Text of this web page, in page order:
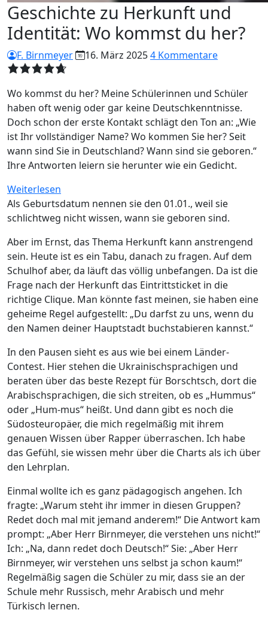
Geschichte zu Herkunft und
Identität: Wo kommst du her?
F. Birnmeyer 16. März 20254 Kommentare
Wo kommst du her? Meine Schülerinnen und Schüler
haben oft wenig oder gar keine Deutschkenntnisse.
Doch schon der erste Kontakt schlägt den Ton an: „Wie
ist Ihr vollständiger Name? Wo kommen Sie her? Seit
wann sind Sie in Deutschland? Wann sind sie geboren.“
Ihre Antworten leiern sie herunter wie ein Gedicht.
Weiterlesen
Geschichte
zu
und
Identität:
Wo
kommst
du
her?
Als Geburtsdatum nennen sie den 01.01., weil sie
schlichtweg nicht wissen, wann sie geboren sind.
Aber im Ernst, das Thema Herkunft kann anstrengend
sein. Heute ist es ein Tabu, danach zu fragen. Auf dem
Schulhof aber, da läuft das völlig unbefangen. Da ist die
Frage nach der Herkunft das Eintrittsticket in die
richtige Clique. Man könnte fast meinen, sie haben eine
geheime Regel aufgestellt: „Du darfst zu uns, wenn du
den Namen deiner Hauptstadt buchstabieren kannst.“
In den Pausen sieht es aus wie bei einem Länder-
Contest. Hier stehen die Ukrainischsprachigen und
beraten über das beste Rezept für Borschtsch, dort die
Arabischsprachigen, die sich streiten, ob es „Hummus“
oder „Hum-mus“ heißt. Und dann gibt es noch die
Südosteuropäer, die mich regelmäßig mit ihrem
genauen Wissen über Rapper überraschen. Ich habe
das Gefühl, sie wissen mehr über die Charts als ich über
den Lehrplan.
Einmal wollte ich es ganz pädagogisch angehen. Ich
fragte: „Warum steht ihr immer in diesen Gruppen?
Redet doch mal mit jemand anderem!“ Die Antwort kam
prompt: „Aber Herr Birnmeyer, die verstehen uns nicht!“
Ich: „Na, dann redet doch Deutsch!“ Sie: „Aber Herr
Birnmeyer, wir verstehen uns selbst ja schon kaum!“
Regelmäßig sagen die Schüler zu mir, dass sie an der
Schule mehr Russisch, mehr Arabisch und mehr
Türkisch lernen.